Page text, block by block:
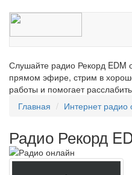
Слушайте радио Рекорд EDM
прямом эфире, стрим в
работы и помогает
Главная
Интернет радио
Радио Рекорд